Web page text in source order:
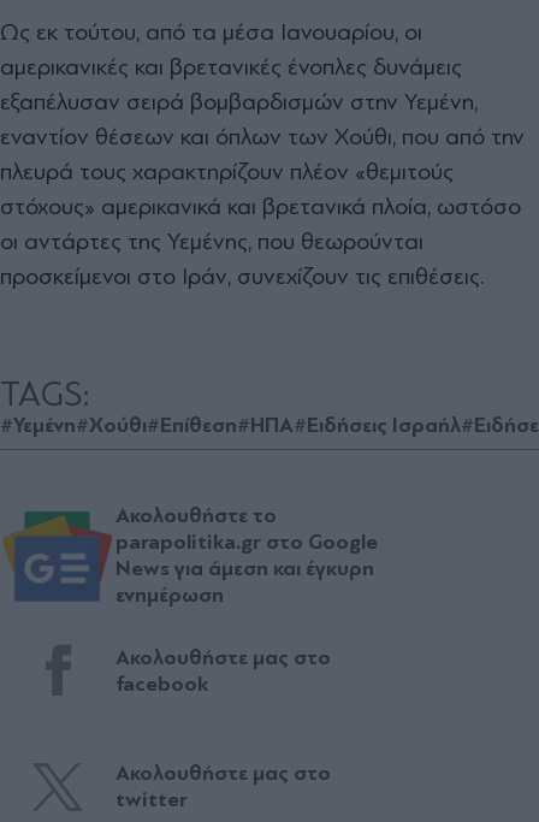
Ως εκ τούτου, από τα μέσα Ιανουαρίου, οι
αμερικανικές και βρετανικές ένοπλες δυνάμεις
εξαπέλυσαν σειρά βομβαρδισμών στην Υεμένη,
εναντίον θέσεων και όπλων των Χούθι, που από την
πλευρά τους χαρακτηρίζουν πλέον «θεμιτούς
στόχους» αμερικανικά και βρετανικά πλοία, ωστόσο
οι αντάρτες της Υεμένης, που θεωρούνται
προσκείμενοι στο Ιράν, συνεχίζουν τις επιθέσεις.
TAGS:
#Υεμένη#Χούθι#Επίθεση#ΗΠΑ#Ειδήσεις Ισραήλ
Ακολουθήστε το
parapolitika.gr στο Google
News για άμεση και έγκυρη
ενημέρωση
Ακολουθήστε μας στο
facebook
Ακολουθήστε μας στο
twitter